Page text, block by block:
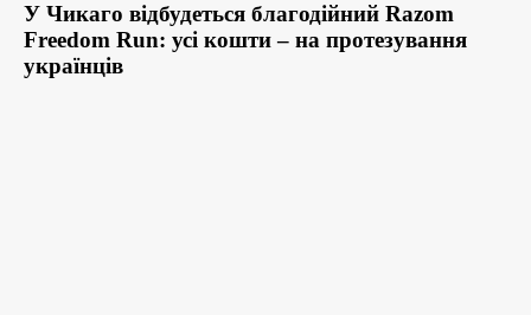
У Чикаго відбудеться благодійний Razom
Freedom Run: усі кошти – на протезування
українців